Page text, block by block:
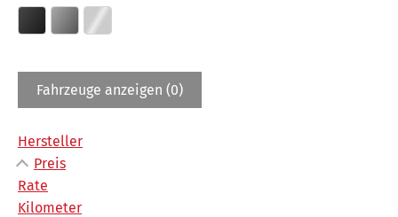
Fahrzeuge anzeigen (0)
Hersteller
Preis
Rate
Kilometer